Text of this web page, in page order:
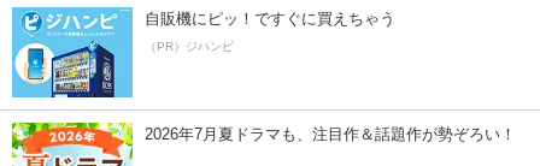
自販機にピッ！ですぐに買えちゃう
（PR）ジハンピ
2026年7月夏ドラマも、注目作＆話題作が勢ぞろい！